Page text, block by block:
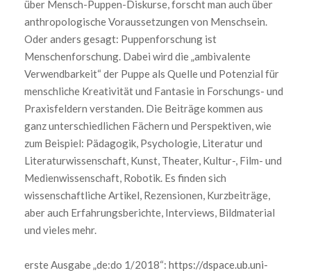
über Mensch-Puppen-Diskurse, forscht man auch über
anthropologische Voraussetzungen von Menschsein.
Oder anders gesagt: Puppenforschung ist
Menschenforschung. Dabei wird die „ambivalente
Verwendbarkeit“ der Puppe als Quelle und Potenzial für
menschliche Kreativität und Fantasie in Forschungs- und
Praxisfeldern verstanden. Die Beiträge kommen aus
ganz unterschiedlichen Fächern und Perspektiven, wie
zum Beispiel: Pädagogik, Psychologie, Literatur und
Literaturwissenschaft, Kunst, Theater, Kultur-, Film- und
Medienwissenschaft, Robotik. Es finden sich
wissenschaftliche Artikel, Rezensionen, Kurzbeiträge,
aber auch Erfahrungsberichte, Interviews, Bildmaterial
und vieles mehr.
erste Ausgabe „de:do 1/2018“: https://dspace.ub.uni-